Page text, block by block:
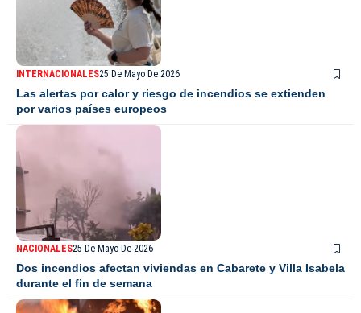
INTERNACIONALES25 De Mayo De 2026
Las alertas por calor y riesgo de incendios se extienden
por varios países europeos
NACIONALES25 De Mayo De 2026
Dos incendios afectan viviendas en Cabarete y Villa Isabela
durante el fin de semana